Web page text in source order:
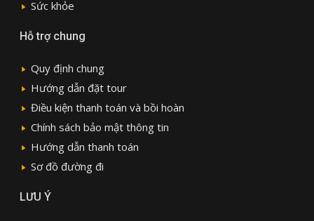
Sức khỏe
Hỗ trợ chung
Quy định chung
Hướng dẫn đặt tour
Điều kiện thanh toán và bồi hoàn
Chính sách bảo mật thông tin
Hướng dẫn thanh toán
Sơ đồ đường đi
LƯU Ý